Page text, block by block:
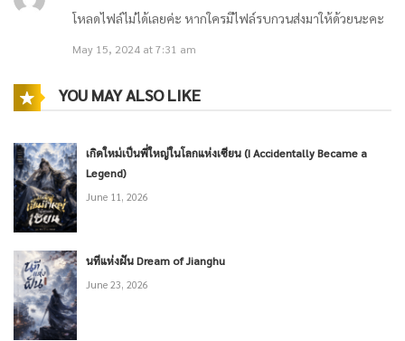
ตอนที่ 776 เด็กคนสุดท้าย / ตอนที่ 777 ความชั่วร้ายที่จำเป็น
ตอนที่ 774 ฟาร์ม / ตอนที่ 775 โหดเหี้ยมเหลือเกิน
February 22, 2021
ตอนที่ 772 เข้าควบคุมสถานเลี้ยงเด็กกำพร้า / ตอนที่ 773 ความลับทั้งหมด
จากสถานเลี้ยงเด็กกำพร้า
February 22, 2021
โหลดไฟล์ไม่ได้เลยค่ะ หากใครมีไฟล์รบกวนส่งมาให้ด้วยนะคะ
May 15, 2024 at 7:31 am
YOU MAY ALSO LIKE
เกิดใหม่เป็นพี่ใหญ่ในโลกแห่งเซียน (I Accidentally Became a
Legend)
June 11, 2026
นทีแห่งฝัน Dream of Jianghu
June 23, 2026